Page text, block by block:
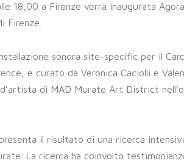
18,00 a Firenze verrà inaugurata
Firenze.
sonora site-specific per il
e curato da Veronica Caciolli e
di MAD Murate Art District
il risultato di una ricerca
La ricerca ha coinvolto